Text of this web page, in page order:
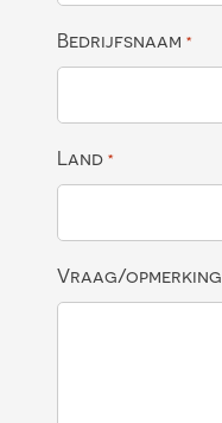
Bedrijfsnaam *
Land *
Vraag/opmerking